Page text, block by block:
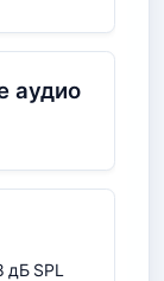
аудио
SPL